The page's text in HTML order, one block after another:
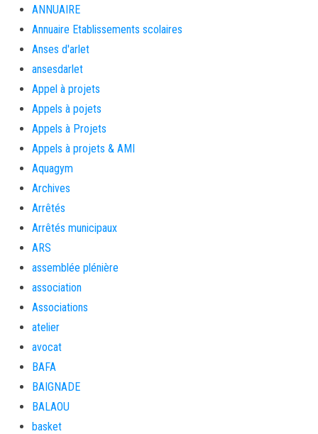
ANNUAIRE
Annuaire Etablissements scolaires
Anses d'arlet
ansesdarlet
Appel à projets
Appels à pojets
Appels à Projets
Appels à projets & AMI
Aquagym
Archives
Arrêtés
Arrêtés municipaux
ARS
assemblée plénière
association
Associations
atelier
avocat
BAFA
BAIGNADE
BALAOU
basket